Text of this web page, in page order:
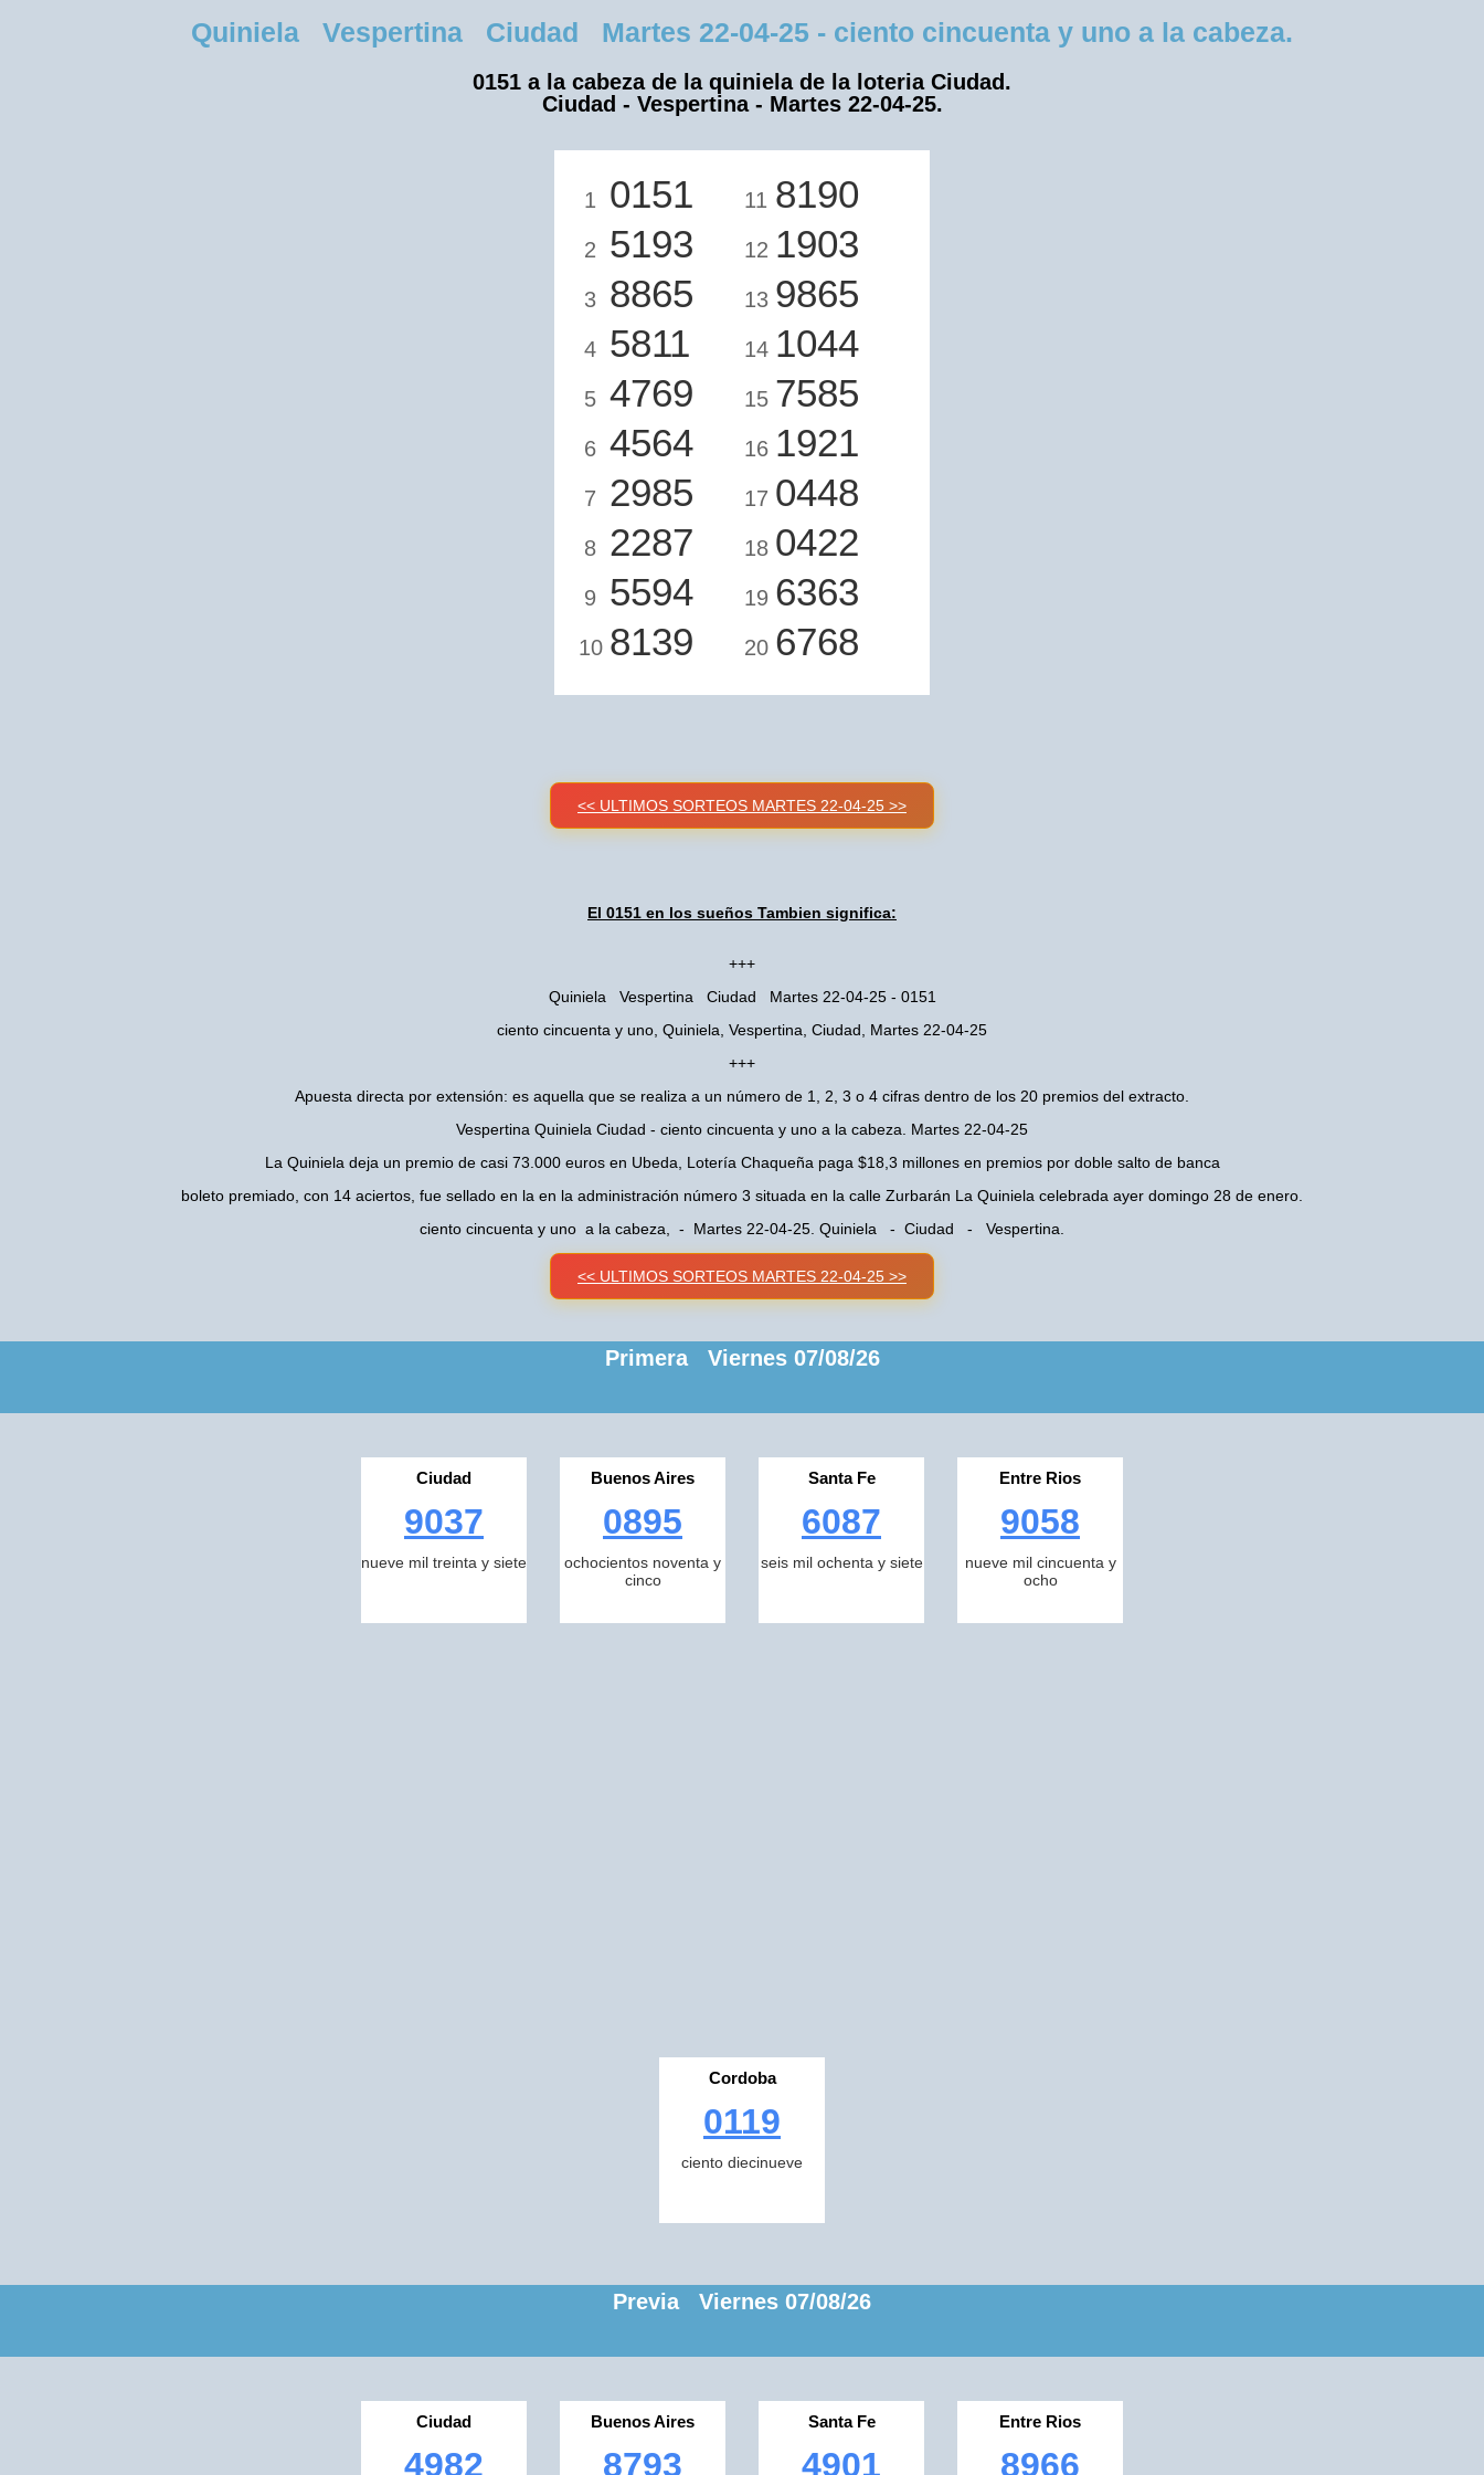
Quiniela Vespertina Ciudad Martes 22-04-25 - ciento cincuenta y uno a la cabeza.
0151 a la cabeza de la quiniela de la loteria Ciudad.
Ciudad - Vespertina - Martes 22-04-25.
1 0151
2 5193
3 8865
4 5811
5 4769
6 4564
7 2985
8 2287
9 5594
10 8139
11 8190
12 1903
13 9865
14 1044
15 7585
16 1921
17 0448
18 0422
19 6363
20 6768
<< ULTIMOS SORTEOS MARTES 22-04-25 >>
El 0151 en los sueños Tambien significa:
+++
Quiniela Vespertina Ciudad Martes 22-04-25 - 0151
ciento cincuenta y uno, Quiniela, Vespertina, Ciudad, Martes 22-04-25
+++
Apuesta directa por extensión: es aquella que se realiza a un número de 1, 2, 3 o 4 cifras dentro de los 20 premios del extracto.
Vespertina Quiniela Ciudad - ciento cincuenta y uno a la cabeza. Martes 22-04-25
La Quiniela deja un premio de casi 73.000 euros en Ubeda, Lotería Chaqueña paga $18,3 millones en premios por doble salto de banca
boleto premiado, con 14 aciertos, fue sellado en la en la administración número 3 situada en la calle Zurbarán La Quiniela celebrada ayer domingo 28 de enero.
ciento cincuenta y uno a la cabeza, - Martes 22-04-25. Quiniela - Ciudad - Vespertina.
<< ULTIMOS SORTEOS MARTES 22-04-25 >>
Primera Viernes 07/08/26
Ciudad
9037
nueve mil treinta y siete
Buenos Aires
0895
ochocientos noventa y
cinco
Santa Fe
6087
seis mil ochenta y siete
Entre Rios
9058
nueve mil cincuenta y
ocho
Cordoba
0119
ciento diecinueve
Previa Viernes 07/08/26
Ciudad
4982
Buenos Aires
8793
Santa Fe
4901
Entre Rios
8966